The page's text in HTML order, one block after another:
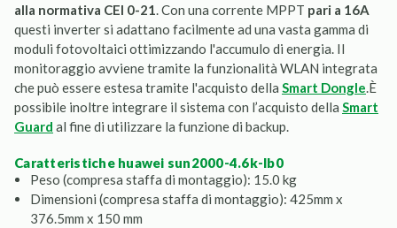
alla normativa CEI 0-21. Con una corrente MPPT pari a 16A
questi inverter si adattano facilmente ad una vasta gamma di
moduli fotovoltaici ottimizzando l'accumulo di energia. Il
monitoraggio avviene tramite la funzionalità WLAN integrata
che può essere estesa tramite l'acquisto della Smart Dongle.È
possibile inoltre integrare il sistema con l’acquisto della Smart
Guard al fine di utilizzare la funzione di backup.
caratteristiche huawei sun2000-4.6k-lb0
Peso (compresa staffa di montaggio): 15.0 kg
Dimensioni (compresa staffa di montaggio): 425mm x
376.5mm x 150 mm